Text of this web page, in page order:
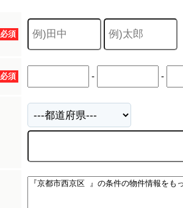
必須
必須 - -